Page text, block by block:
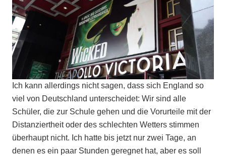
Ich kann allerdings nicht sagen, dass sich England so
viel von Deutschland unterscheidet: Wir sind alle
Schüler, die zur Schule gehen und die Vorurteile mit der
Distanziertheit oder des schlechten Wetters stimmen
überhaupt nicht. Ich hatte bis jetzt nur zwei Tage, an
denen es ein paar Stunden geregnet hat, aber es soll